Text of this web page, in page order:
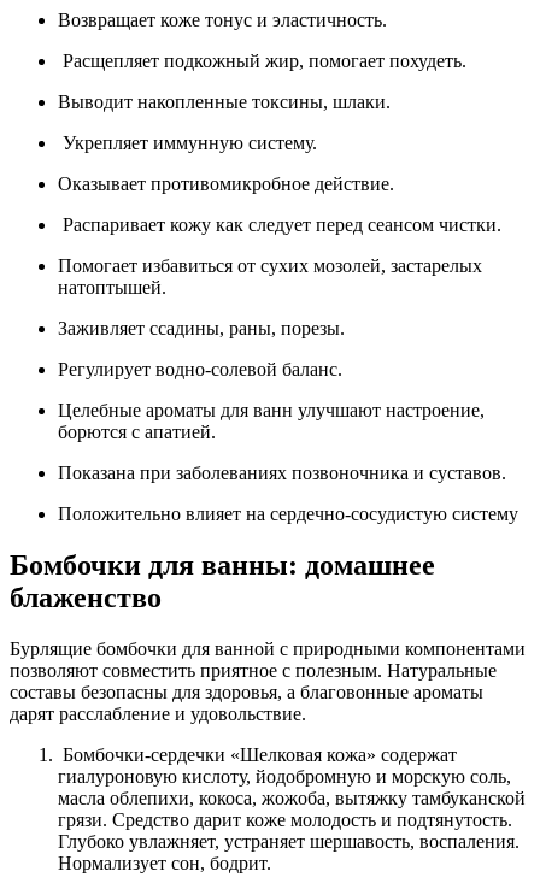
Возвращает коже тонус и эластичность.
Расщепляет подкожный жир, помогает похудеть.
Выводит накопленные токсины, шлаки.
Укрепляет иммунную систему.
Оказывает противомикробное действие.
Распаривает кожу как следует перед сеансом чистки.
Помогает избавиться от сухих мозолей, застарелых
натоптышей.
Заживляет ссадины, раны, порезы.
Регулирует водно-солевой баланс.
Целебные ароматы для ванн улучшают настроение,
борются с апатией.
Показана при заболеваниях позвоночника и суставов.
Положительно влияет на сердечно-сосудистую систему
Бомбочки для ванны: домашнее
блаженство
Бурлящие бомбочки для ванной с природными компонентами
позволяют совместить приятное с полезным. Натуральные
составы безопасны для здоровья, а благовонные ароматы
дарят расслабление и удовольствие.
Бомбочки-сердечки «Шелковая кожа» содержат
гиалуроновую кислоту, йодобромную и морскую соль,
масла облепихи, кокоса, жожоба, вытяжку тамбуканской
грязи. Средство дарит коже молодость и подтянутость.
Глубоко увлажняет, устраняет шершавость, воспаления.
Нормализует сон, бодрит.